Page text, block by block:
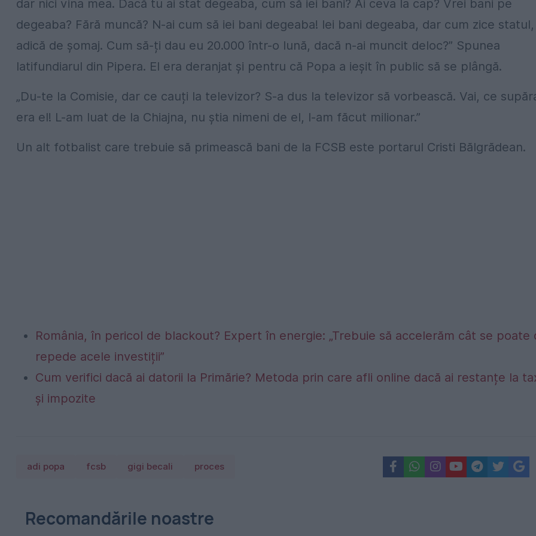
dar nici vina mea. Dacă tu ai stat degeaba, cum să iei bani? Ai ceva la cap? Vrei bani pe
degeaba? Fără muncă? N-ai cum să iei bani degeaba! Iei bani degeaba, dar cum zice statul,
adică de șomaj. Cum să-ți dau eu 20.000 într-o lună, dacă n-ai muncit deloc?” Spunea
latifundiarul din Pipera. El era deranjat și pentru că Popa a ieșit în public să se plângă.
„Du-te la Comisie, dar ce cauți la televizor? S-a dus la televizor să vorbească. Vai, ce
era el! L-am luat de la Chiajna, nu știa nimeni de el, l-am făcut milionar.”
Un alt fotbalist care trebuie să primească bani de la FCSB este portarul Cristi Bălgrădean.
România, în pericol de blackout? Expert în energie: „Trebuie să accelerăm cât se poate
repede acele investiții”
Cum verifici dacă ai datorii la Primărie? Metoda prin care afli online dacă ai restanțe la
și impozite
adi popa fcsb gigi becali proces
Recomandările noastre